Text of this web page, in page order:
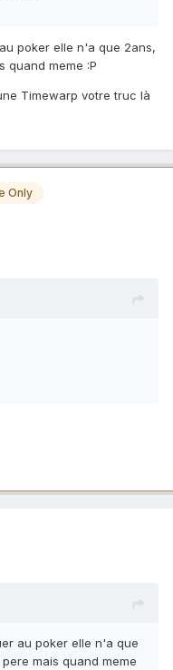
poker elle n'a que 2ans,
quand meme :P
Timewarp votre truc là
Only
au poker elle n'a que
mais quand meme